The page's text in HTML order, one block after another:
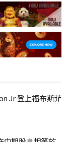
Jr 登上福布斯菲